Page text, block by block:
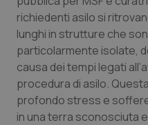
Piemonte
Provincia
Provincia
HIV
Infezioni & Febbre
Ipertensione &
richiedenti asilo si
lunghi in strutture che
particolarmente isolate,
causa dei tempi legati
procedura di asilo.
profondo stress e
in una terra sconosciuta